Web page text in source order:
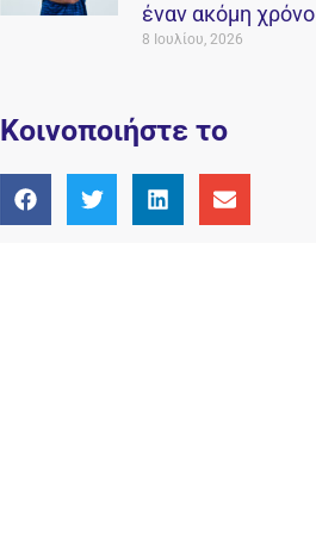
έναν ακόμη χρόνο
8 Ιουλίου, 2026
Κοινοποιήστε το